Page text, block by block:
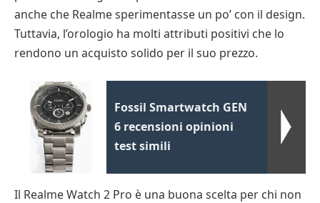
anche che Realme sperimentasse un po’ con il design.
Tuttavia, l’orologio ha molti attributi positivi che lo
rendono un acquisto solido per il suo prezzo.
Fossil Smartwatch GEN
6 recensioni opinioni
test simili
Il Realme Watch 2 Pro è una buona scelta per chi non